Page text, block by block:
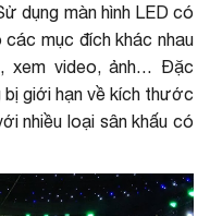
dụng màn hình LED có
mục đích khác nhau
xem video, ảnh… Đặc
bị giới hạn về kích thước
nhiều loại sân khấu có